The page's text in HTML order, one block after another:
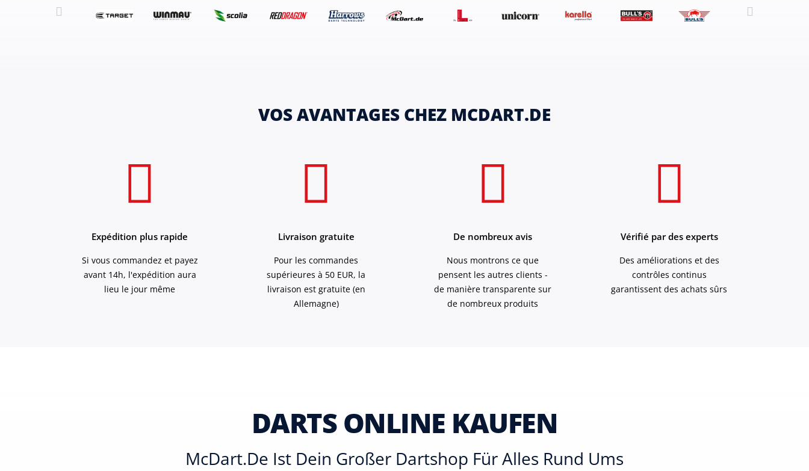
VOS AVANTAGES CHEZ MCDART.DE
Expédition plus rapide
Si vous commandez et payez
avant 14h, l'expédition aura
lieu le jour même
Livraison gratuite
Pour les commandes
supérieures à 50 EUR, la
livraison est gratuite (en
Allemagne)
De nombreux avis
Nous montrons ce que
pensent les autres clients -
de manière transparente sur
de nombreux produits
Vérifié par des experts
Des améliorations et des
contrôles continus
garantissent des achats sûrs
DARTS ONLINE KAUFEN
McDart.de Ist Dein Großer Dartshop Für Alles Rund Ums